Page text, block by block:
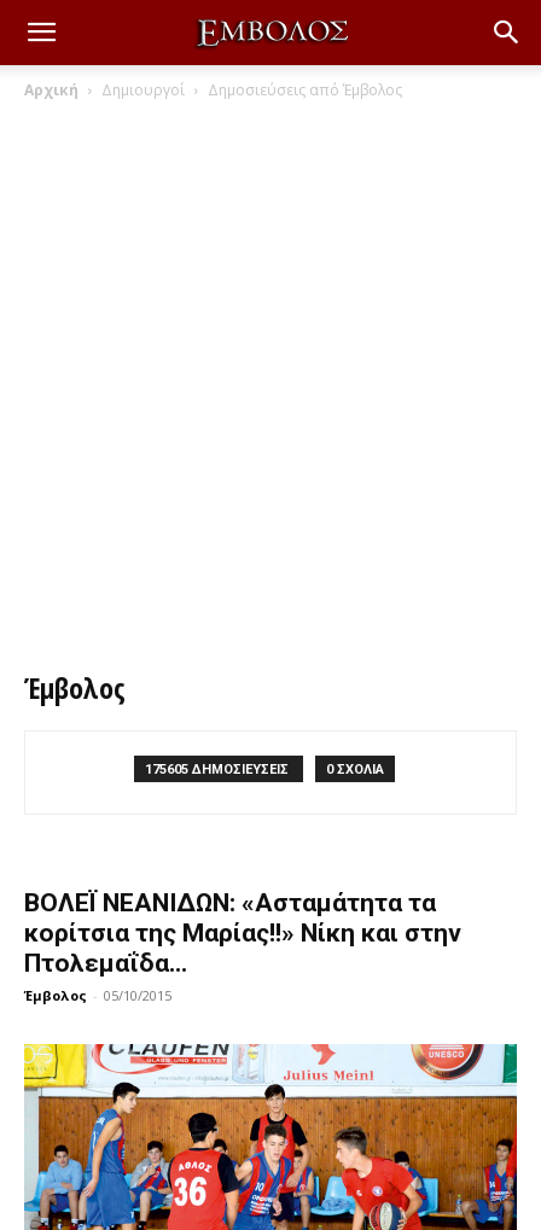
Αρχική Δημιουργοί Δημοσιεύσεις από Έμβολος
Έμβολος
175605 ΔΗΜΟΣΙΕΥΣΕΙΣ 0 ΣΧΟΛΙΑ
ΒΟΛΕΪ ΝΕΑΝΙΔΩΝ: «Ασταμάτητα τα
κορίτσια της Μαρίας!!» Νίκη και στην
Πτολεμαΐδα...
Έμβολος - 05/10/2015